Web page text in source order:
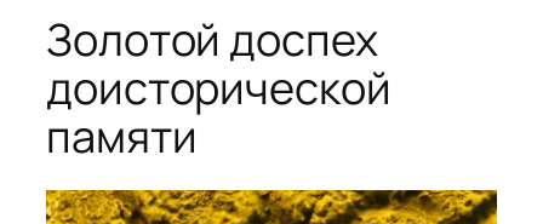
Золотой доспех
доисторической
памяти